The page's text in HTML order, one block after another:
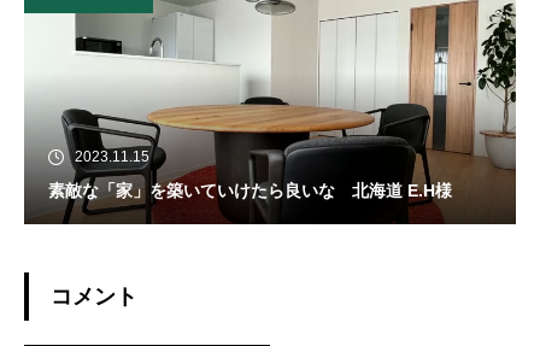
2023.11.15
素敵な「家」を築いていけたら良いな 北海道 E.H様
コメント